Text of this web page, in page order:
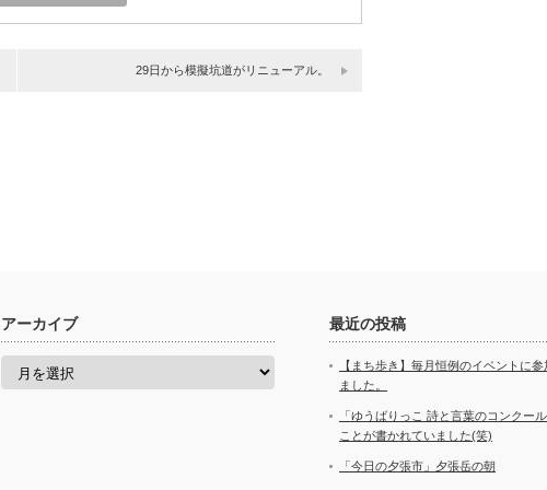
29日から模擬坑道がリニューアル。
アーカイブ
ア
最近の投稿
【まち歩き】毎月恒例のイベントに参
ました。
「ゆうばりっこ 詩と言葉のコンクー
ことが書かれていました(笑)
「今日の夕張市」夕張岳の朝